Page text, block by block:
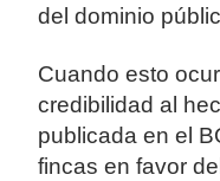
del dominio
Cuando esto
credibilidad al
publicada en el
fincas en favor